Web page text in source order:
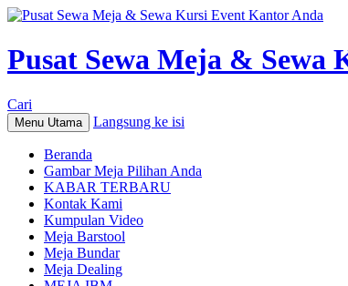
Pusat Sewa Meja &
Cari
Menu Utama Langsung ke isi
Beranda
Gambar Meja Pilihan Anda
KABAR TERBARU
Kontak Kami
Kumpulan Video
Meja Barstool
Meja Bundar
Meja Dealing